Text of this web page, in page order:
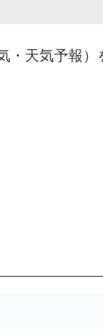
・天気予報